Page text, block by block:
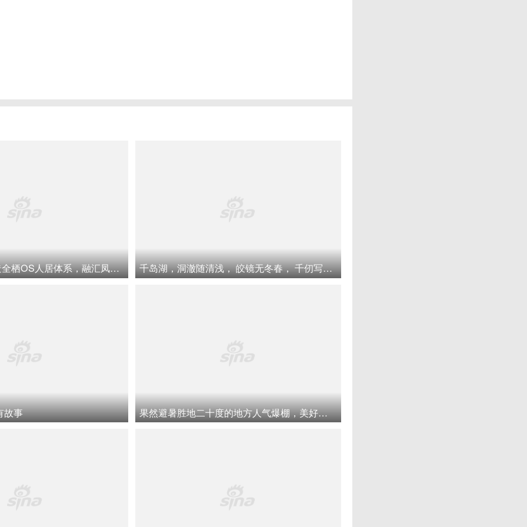
中交凤栖虹桥打造全栖OS人居体系，融汇凤栖八境生活场景 千岛湖，洞澈随清浅， 皎镜无冬春， 千仞写乔树， 百丈见游鳞！
故事 果然避暑胜地二十度的地方人气爆棚，美好的生活可以用心去感受！